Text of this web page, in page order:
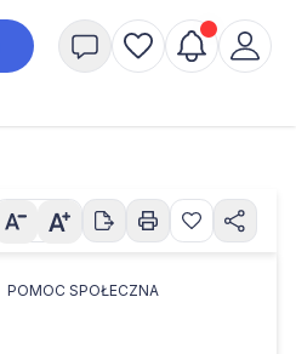
POMOC SPOŁECZNA